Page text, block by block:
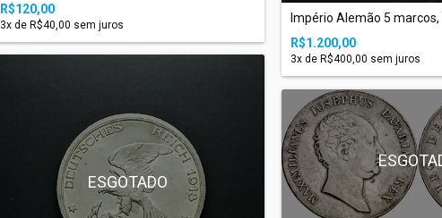
R$120,00
3x de R$40,00 sem juros
Império Alemão 5
R$1.200,00
3x de R$400,00 sem juros
ESGOTADO